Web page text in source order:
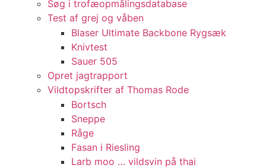
Søg i trofæopmålingsdatabase
Test af grej og våben
Blaser Ultimate Backbone Rygsæk
Knivtest
Sauer 505
Opret jagtrapport
Vildtopskrifter af Thomas Rode
Bortsch
Sneppe
Råge
Fasan i Riesling
Larb moo … vildsvin på thai